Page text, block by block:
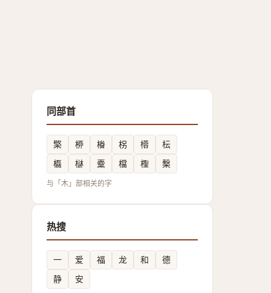
同部首
檠 桺 㮥 柺 㯴
枟
㰁
㯎 櫜 檔 檉 檕
与「木」部相关的字
热搜
一 爱 福 龙 和
德
静
安